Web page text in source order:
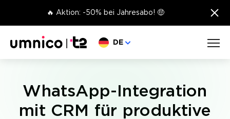
🔥 Aktion: -50% bei Jahresabo! 🤑 ×
Sprache wählen
DE
WhatsApp-Integration
mit CRM für produktive